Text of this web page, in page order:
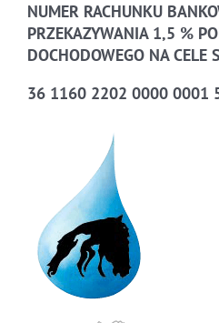
NUMER RACHUNKU
PRZEKAZYWANIA 1,5 %
DOCHODOWEGO NA CELE
36 1160 2202 0000 0001